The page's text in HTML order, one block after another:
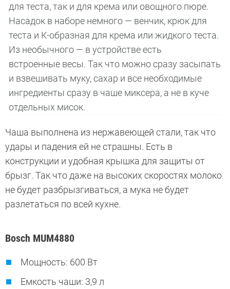
для теста, так и для крема или овощного пюре.
Насадок в наборе немного — венчик, крюк для
теста и К-образная для крема или жидкого теста.
Из необычного — в устройстве есть
встроенные весы. Так что можно сразу засыпать
и взвешивать муку, сахар и все необходимые
ингредиенты сразу в чаше миксера, а не в куче
отдельных мисок.
Чаша выполнена из нержавеющей стали, так что
удары и падения ей не страшны. Есть в
конструкции и удобная крышка для защиты от
брызг. Так что даже на высоких скоростях молоко
не будет разбрызгиваться, а мука не будет
разлетаться по всей кухне.
Bosch MUM4880
Мощность: 600 Вт
Емкость чаши: 3,9 л